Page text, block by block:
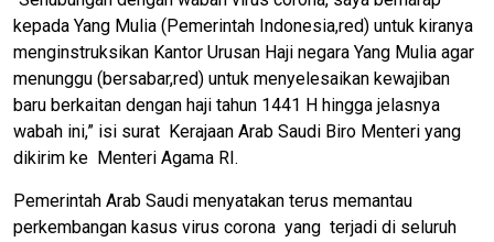
kepada Yang Mulia (Pemerintah Indonesia,red) untuk kiranya
menginstruksikan Kantor Urusan Haji negara Yang Mulia agar
menunggu (bersabar,red) untuk menyelesaikan kewajiban
baru berkaitan dengan haji tahun 1441 H hingga jelasnya
wabah ini,” isi surat Kerajaan Arab Saudi Biro Menteri yang
dikirim ke Menteri Agama RI.
Pemerintah Arab Saudi menyatakan terus memantau
perkembangan kasus virus corona yang terjadi di seluruh